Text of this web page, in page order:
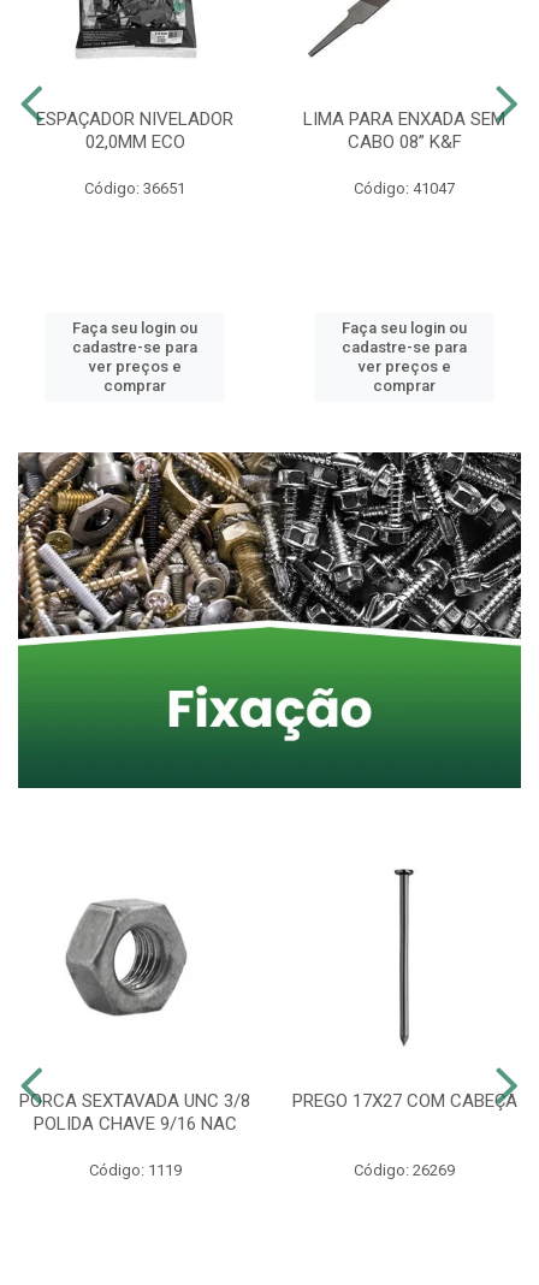
ESPAÇADOR NIVELADOR
02,0MM ECO
Código: 36651
Faça seu login ou
cadastre-se para
ver preços e
comprar
LIMA PARA ENXADA SEM
CABO 08” K&F
Código: 41047
Faça seu login ou
cadastre-se para
ver preços e
comprar
PORCA SEXTAVADA UNC 3/8
POLIDA CHAVE 9/16 NAC
Código: 1119
PREGO 17X27 COM CABEÇA
Código: 26269